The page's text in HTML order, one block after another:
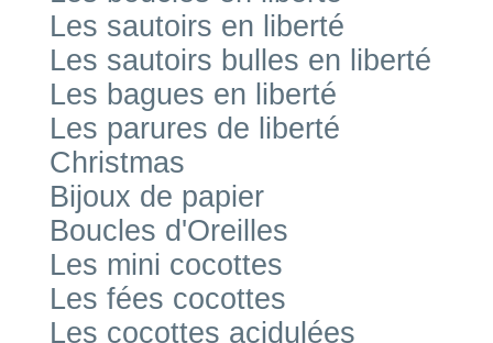
Les sautoirs en liberté
Les sautoirs bulles en liberté
Les bagues en liberté
Les parures de liberté
Christmas
Bijoux de papier
Boucles d'Oreilles
Les mini cocottes
Les fées cocottes
Les cocottes acidulées